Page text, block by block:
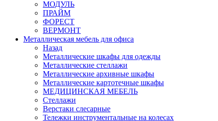
МОДУЛЬ
ПРАЙМ
ФОРЕСТ
ВЕРМОНТ
Металлическая мебель для офиса
Назад
Металлические шкафы для одежды
Металлические стеллажи
Металлические архивные шкафы
Металлические картотечные шкафы
МЕДИЦИНСКАЯ МЕБЕЛЬ
Стеллажи
Верстаки слесарные
Тележки инструментальные на колесах